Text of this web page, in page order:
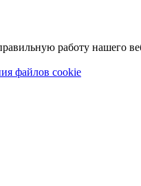
работу нашего
файлов cookie